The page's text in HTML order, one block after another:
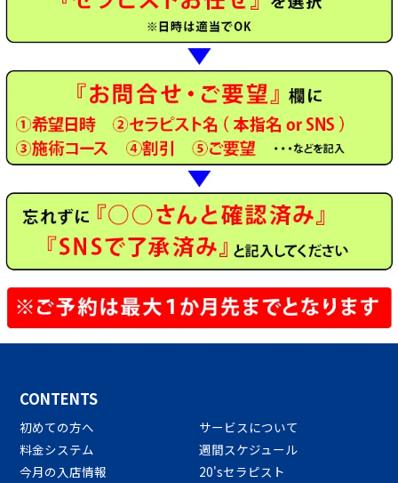
CONTENTS
初めての方へ
サービスについて
料金システム
週間スケジュール
今月の入店情報
20'sセラピスト